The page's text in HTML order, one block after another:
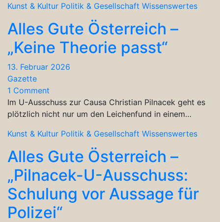
Kunst & Kultur Politik & Gesellschaft Wissenswertes
Alles Gute Österreich –
„Keine Theorie passt“
13. Februar 2026
Gazette
1 Comment
Im U-Ausschuss zur Causa Christian Pilnacek geht es
plötzlich nicht nur um den Leichenfund in einem…
Kunst & Kultur Politik & Gesellschaft Wissenswertes
Alles Gute Österreich –
„Pilnacek-U-Ausschuss:
Schulung vor Aussage für
Polizei“